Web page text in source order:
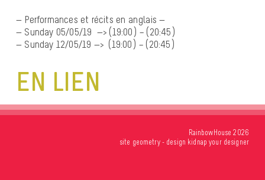
— Performances et récits en anglais —
— Sunday 05/05/19 —> (19:00) – (20:45)
— Sunday 12/05/19 —> (19:00) – (20:45)
EN LIEN
RainbowHouse 2026
site geometry- design kidnap your designer